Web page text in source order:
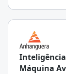
Máquina